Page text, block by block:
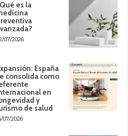
es la
07/2026
España
consolida como
en
y
de salud
07/2026